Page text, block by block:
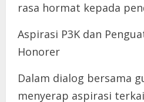
rasa hormat kepada
Aspirasi P3K dan
Honorer
Dalam dialog bersama
menyerap aspirasi